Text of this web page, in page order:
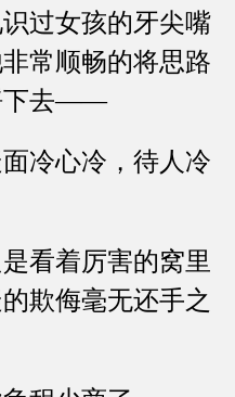
过女孩的牙尖嘴
常顺畅的将思路
下去——
冷心冷，待人冷
看着厉害的窝里
欺侮毫无还手之